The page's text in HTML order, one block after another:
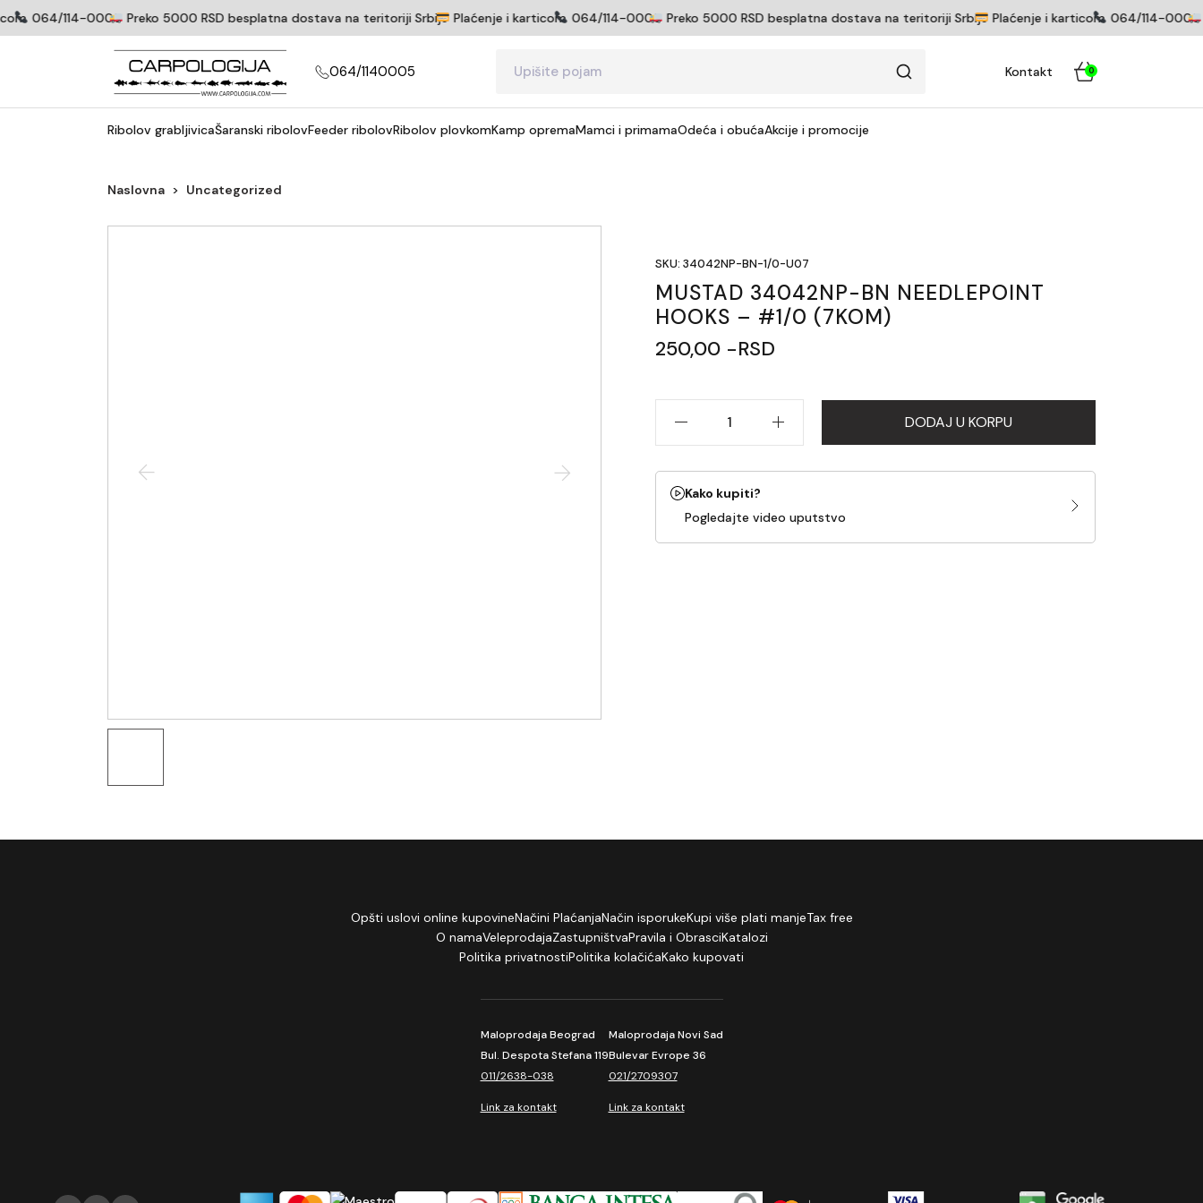
064/114-0005Preko 5000 RSD besplatna dostava na teritoriji SrbijePlaćenje i karticom064/114-0005Preko 5000 RSD besplatna dostava na teritoriji SrbijePlaćenje i karticom064/114-0005
064/1140005 Kontakt 0
Ribolov grabljivicaŠaranski ribolovFeeder ribolovRibolov plovkomKamp opremaMamci i primamaOdeća i obućaAkcije i promocije
Naslovna Uncategorized
SKU: 34042NP-BN-1/0-U07
MUSTAD 34042NP-BN NEEDLEPOINT
HOOKS – #1/0 (7KOM)
250,00 -RSD
DODAJ U KORPU
Kako kupiti?
Pogledajte video uputstvo
Opšti uslovi online kupovineNačini PlaćanjaNačin isporukeKupi više plati manjeTax free
O namaVeleprodajaZastupništvaPravila i ObrasciKatalozi
Politika privatnostiPolitika kolačićaKako kupovati
Maloprodaja Beograd
Bul. Despota Stefana 119
011/2638-038
Link za kontakt
Maloprodaja Novi Sad
Bulevar Evrope 36
021/2709307
Link za kontakt